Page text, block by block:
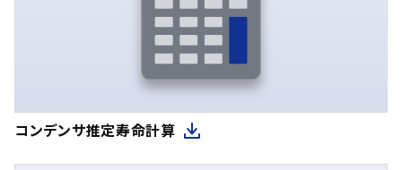
コンデンサ推定寿命計算